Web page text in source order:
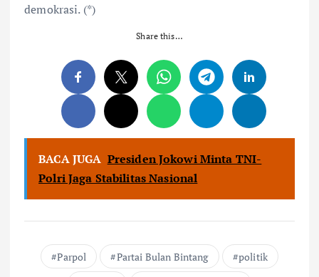
demokrasi. (*)
Share this…
BACA JUGA Presiden Jokowi Minta TNI-
Polri Jaga Stabilitas Nasional
Parpol Partai Bulan Bintang
politik